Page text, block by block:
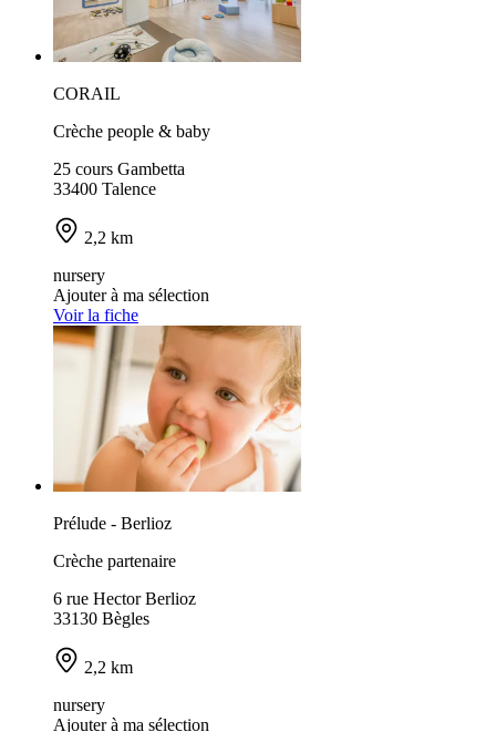
CORAIL
Crèche people & baby
25 cours Gambetta
33400 Talence
2,2 km
nursery
Ajouter à ma sélection
Voir la fiche
Prélude - Berlioz
Crèche partenaire
6 rue Hector Berlioz
33130 Bègles
2,2 km
nursery
Ajouter à ma sélection